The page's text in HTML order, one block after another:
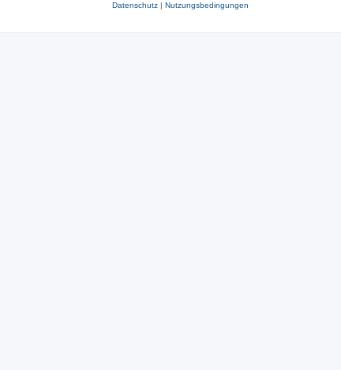
Datenschutz| Nutzungsbedingungen